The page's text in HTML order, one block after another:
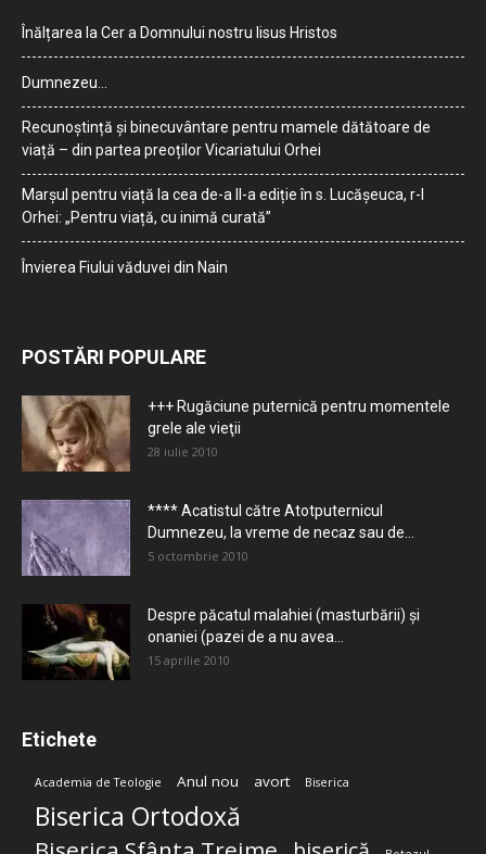
Înălțarea la Cer a Domnului nostru Iisus Hristos
Dumnezeu…
Recunoștință și binecuvântare pentru mamele dătătoare de
viață – din partea preoților Vicariatului Orhei
Marșul pentru viață la cea de-a II-a ediție în s. Lucășeuca, r-l
Orhei: „Pentru viață, cu inimă curată”
Învierea Fiului văduvei din Nain
POSTĂRI POPULARE
+++ Rugăciune puternică pentru momentele
grele ale vieţii
28 iulie 2010
**** Acatistul către Atotputernicul
Dumnezeu, la vreme de necaz sau de...
5 octombrie 2010
Despre păcatul malahiei (masturbării) şi
onaniei (pazei de a nu avea...
15 aprilie 2010
Etichete
Academia de Teologie Anul nou avort Biserica
Biserica Ortodoxă